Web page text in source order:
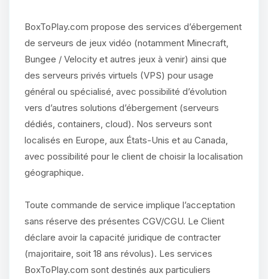
BoxToPlay.com propose des services d’ébergement
de serveurs de jeux vidéo (notamment Minecraft,
Bungee / Velocity et autres jeux à venir) ainsi que
des serveurs privés virtuels (VPS) pour usage
général ou spécialisé, avec possibilité d’évolution
vers d’autres solutions d’ébergement (serveurs
dédiés, containers, cloud). Nos serveurs sont
localisés en Europe, aux États-Unis et au Canada,
avec possibilité pour le client de choisir la localisation
géographique.
Toute commande de service implique l’acceptation
sans réserve des présentes CGV/CGU. Le Client
déclare avoir la capacité juridique de contracter
(majoritaire, soit 18 ans révolus). Les services
BoxToPlay.com sont destinés aux particuliers